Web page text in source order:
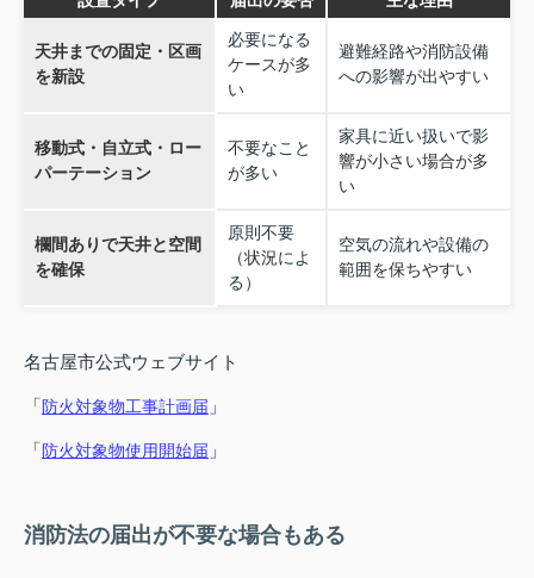
天井までの固定・区画
を新設
必要になる
ケースが多
い
避難経路や消防設備
への影響が出やすい
移動式・自立式・ロー
パーテーション
不要なこと
が多い
家具に近い扱いで影
響が小さい場合が多
い
欄間ありで天井と空間
を確保
原則不要
（状況によ
る）
空気の流れや設備の
範囲を保ちやすい
名古屋市公式ウェブサイト
「防火対象物工事計画届 」
「防火対象物使用開始届 」
消防法の届出が不要な場合もある